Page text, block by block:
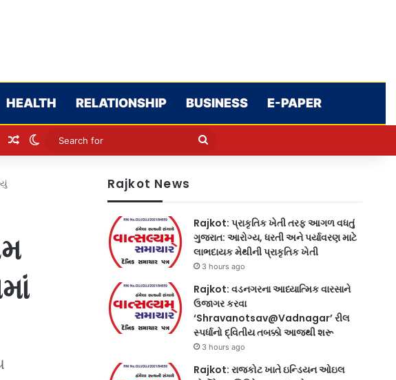
HEALTH RELATIONSHIP BUSINESS E-PAPER
Random Article
Switch skin
Search
Rajkot News
Rajkot: પ્રાકૃતિક ખેતી તરફ આગળ વધતું
ગુજરાત: આરોગ્ય, ધરતી અને પર્યાવરણ માટે
લાભદાયક મેથીની પ્રાકૃતિક ખેતી
3 hours ago
Rajkot: વડનગરના આધ્યાત્મિક વારસાને
ઉજાગર કરવા
‘Shravanotsav@Vadnagar’ રીલ
સ્પર્ધાનો દ્વિતીય તબક્કો આજથી શરૂ
3 hours ago
Rajkot: રાજકોટ ખાતે ઇન્ડિયન ઓઇલ